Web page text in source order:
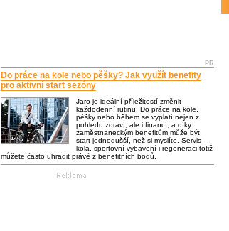
PR
Do práce na kole nebo pěšky? Jak využít benefity
pro aktivní start sezóny
Jaro je ideální příležitostí změnit
každodenní rutinu. Do práce na kole,
pěšky nebo během se vyplatí nejen z
pohledu zdraví, ale i financí, a díky
zaměstnaneckým benefitům může být
start jednodušší, než si myslíte. Servis
kola, sportovní vybavení i regeneraci totiž
můžete často uhradit právě z benefitních bodů.